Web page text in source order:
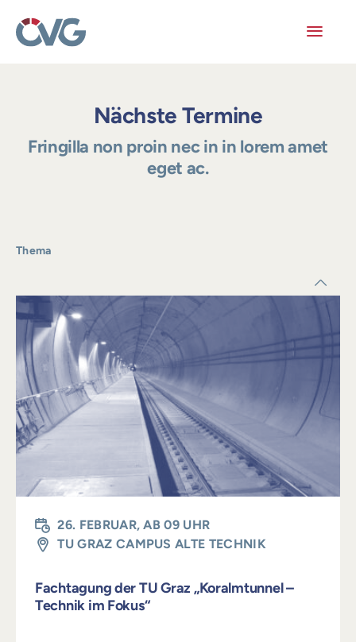
content
Info
Login
Nächste Termine
Fringilla non proin nec in in lorem amet
eget ac.
Thema
26. FEBRUAR, AB 09 UHR
TU GRAZ CAMPUS ALTE TECHNIK
Fachtagung der TU Graz „Koralmtunnel –
Technik im Fokus“